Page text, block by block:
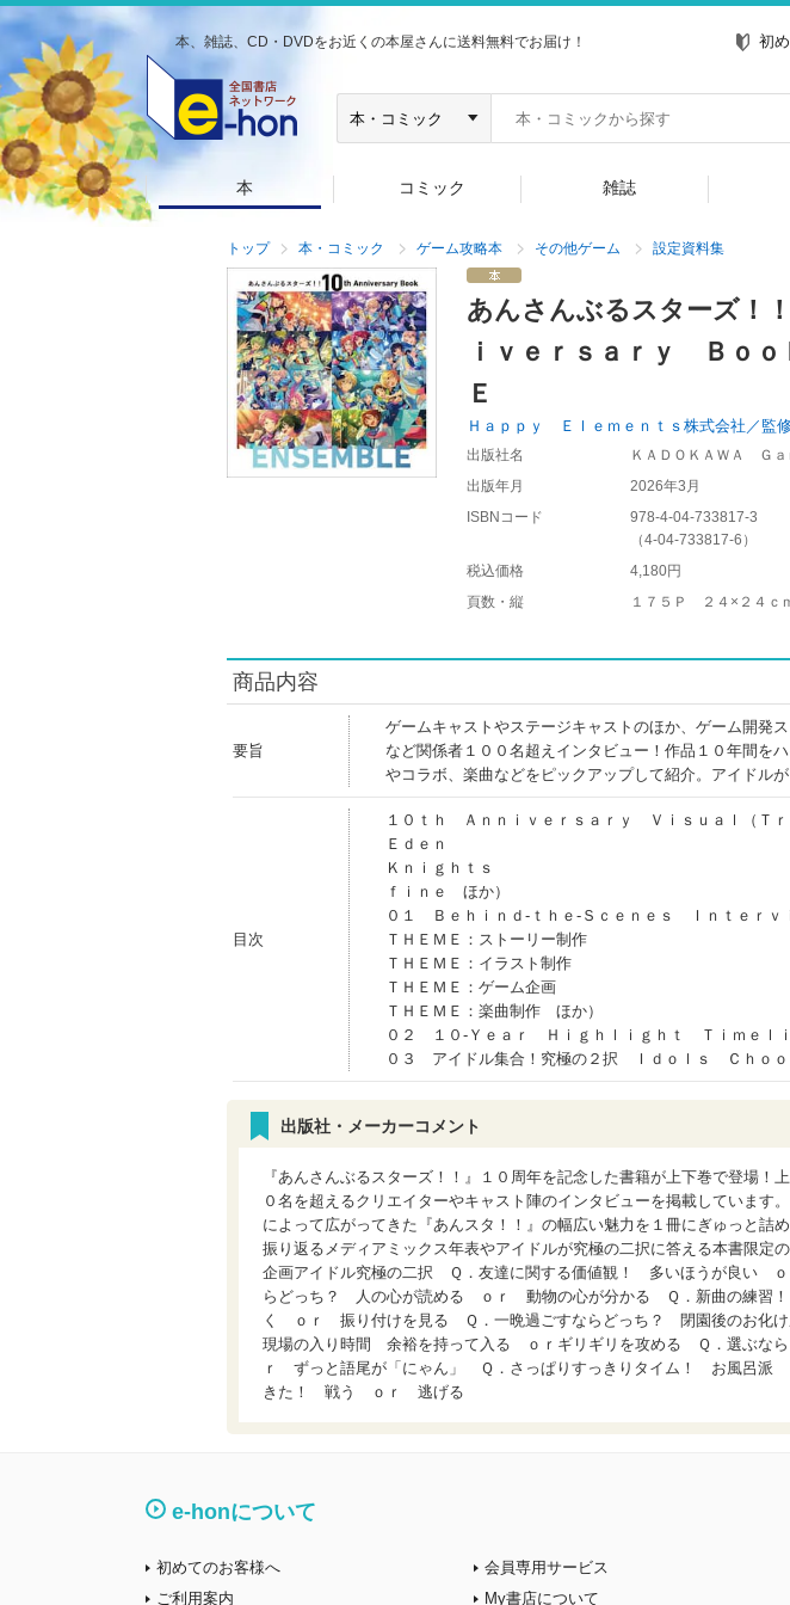
本、雑誌、CD・DVDをお近くの本屋さんに送料無料でお届け！ 初
本 コミック 雑誌
トップ 本・コミック ゲーム攻略本 その他ゲーム 設定資料集
あんさんぶるスターズ！
ｉｖｅｒｓａｒｙ Ｂｏ
Ｅ
Ｈａｐｐｙ Ｅｌｅｍｅｎｔｓ株式会社／監
出版社名
ＫＡＤＯＫＡＷＡ Ｇ
出版年月
2026年3月
ISBNコード
978-4-04-733817-3
（4-04-733817-6 ）
税込価格
4,180円
頁数・縦
１７５Ｐ ２４×２４ｃ
商品内容
要旨
ゲームキャストやステージキャストのほか、ゲーム開発
など関係者１００名超えインタビュー！作品１０年間を
やコラボ、楽曲などをピックアップして紹介。アイドル
目次
１０ｔｈ Ａｎｎｉｖｅｒｓａｒｙ Ｖｉｓｕａｌ（Ｔｒ
Ｅｄｅｎ
Ｋｎｉｇｈｔｓ
ｆｉｎｅ ほか）
０１ Ｂｅｈｉｎｄ‐ｔｈｅ‐Ｓｃｅｎｅｓ Ｉｎｔｅｒｖ
ＴＨＥＭＥ：ストーリー制作
ＴＨＥＭＥ：イラスト制作
ＴＨＥＭＥ：ゲーム企画
ＴＨＥＭＥ：楽曲制作 ほか）
０２ １０‐Ｙｅａｒ Ｈｉｇｈｌｉｇｈｔ Ｔｉｍｅｌ
０３ アイドル集合！究極の２択 Ｉｄｏｌｓ Ｃｈｏ
出版社・メーカーコメント
『あんさんぶるスターズ！！』１０周年を記念した書籍が上下巻で登場！
０名を超えるクリエイターやキャスト陣のインタビューを掲載しています
によって広がってきた『あんスタ！！』の幅広い魅力を１冊にぎゅっと詰
振り返るメディアミックス年表やアイドルが究極の二択に答える本書限定
企画アイドル究極の二択 Ｑ．友達に関する価値観！ 多いほうが良い
らどっち？ 人の心が読める ｏｒ 動物の心が分かる Ｑ．新曲の練習
く ｏｒ 振り付けを見る Ｑ．一晩過ごすならどっち？ 閉園後のお化
現場の入り時間 余裕を持って入る ｏｒギリギリを攻める Ｑ．選ぶな
ｒ ずっと語尾が「にゃん」 Ｑ．さっぱりすっきりタイム！ お風呂
きた！ 戦う ｏｒ 逃げる
e-honについて
初めてのお客様へ
ご利用案内
会員専用サービス
My書店について